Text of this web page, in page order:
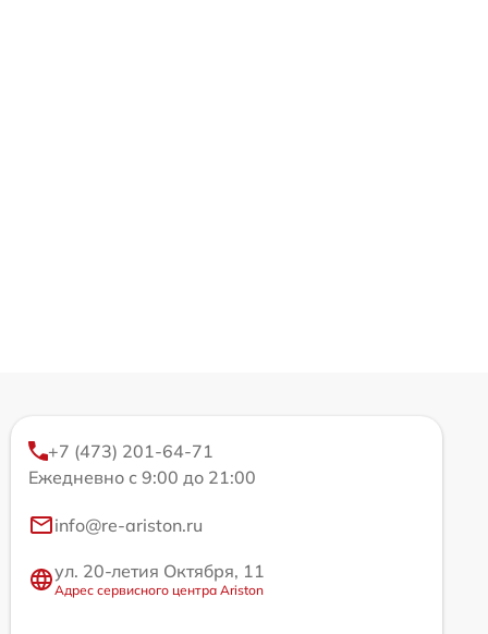
+7 (473) 201-64-71
Ежедневно с 9:00 до 21:00
info@re-ariston.ru
ул. 20-летия Октября, 11
Адрес сервисного центра Ariston